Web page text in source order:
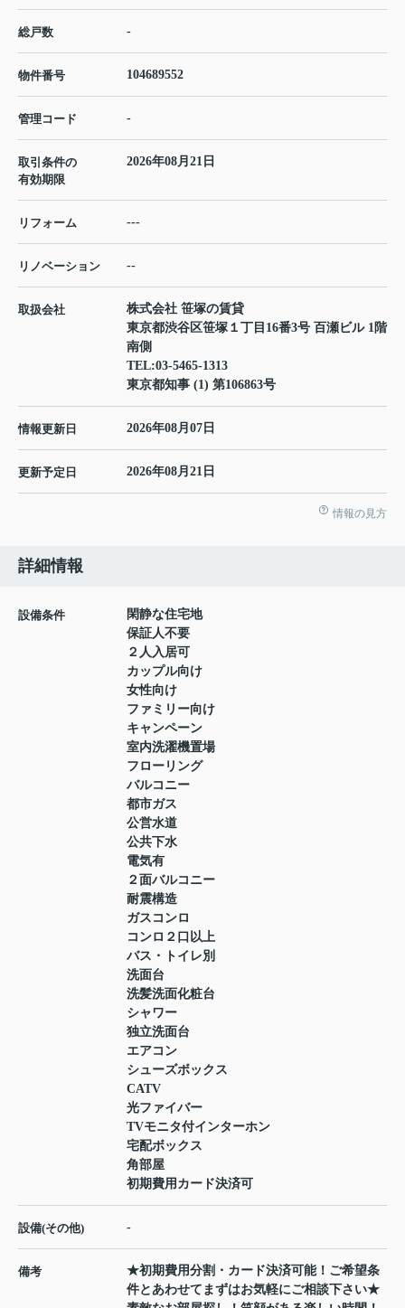
総戸数 -
物件番号 104689552
管理コード -
取引条件の
有効期限
2026年08月21日
リフォーム ---
リノベーション --
取扱会社
株式会社 笹塚の賃貸
東京都渋谷区笹塚１丁目16番3号 百瀬ビル 1階
南側
TEL:03-5465-1313
東京都知事 (1) 第106863号
情報更新日 2026年08月07日
更新予定日 2026年08月21日
情報の見方
詳細情報
設備条件
閑静な住宅地
保証人不要
２人入居可
カップル向け
女性向け
ファミリー向け
キャンペーン
室内洗濯機置場
フローリング
バルコニー
都市ガス
公営水道
公共下水
電気有
２面バルコニー
耐震構造
ガスコンロ
コンロ２口以上
バス・トイレ別
洗面台
洗髪洗面化粧台
シャワー
独立洗面台
エアコン
シューズボックス
CATV
光ファイバー
TVモニタ付インターホン
宅配ボックス
角部屋
初期費用カード決済可
設備(その他) -
備考
★初期費用分割・カード決済可能！ご希望条
件とあわせてまずはお気軽にご相談下さい★